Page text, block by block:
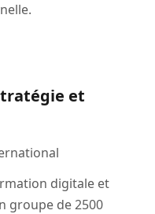
et
digitale et
groupe de 2500